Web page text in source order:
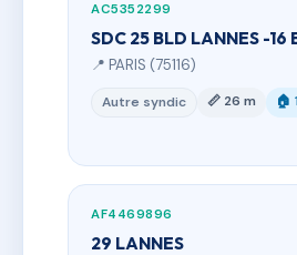
AC5352299
SDC 25 BLD LANNES -16
📍 PARIS (75116)
Autre syndic 📏 26 m 🏠
AF4469896
29 LANNES